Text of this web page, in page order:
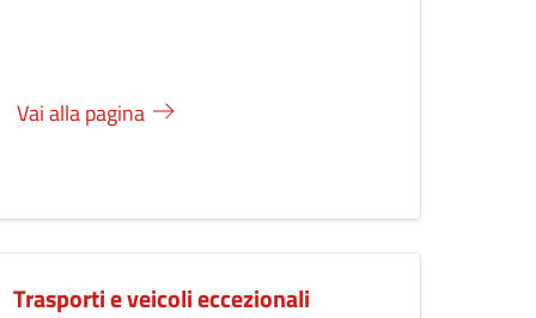
Vai alla pagina
Trasporti e veicoli eccezionali